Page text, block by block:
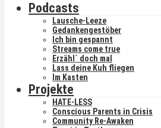
Podcasts
Lausche-Leeze
Gedankengestöber
Ich bin gespannt
Streams come true
Erzähl´ doch mal
Lass deine Kuh fliegen
Im Kasten
Projekte
HATE-LESS
Conscious Parents in Crisis
Community Re-Awaken